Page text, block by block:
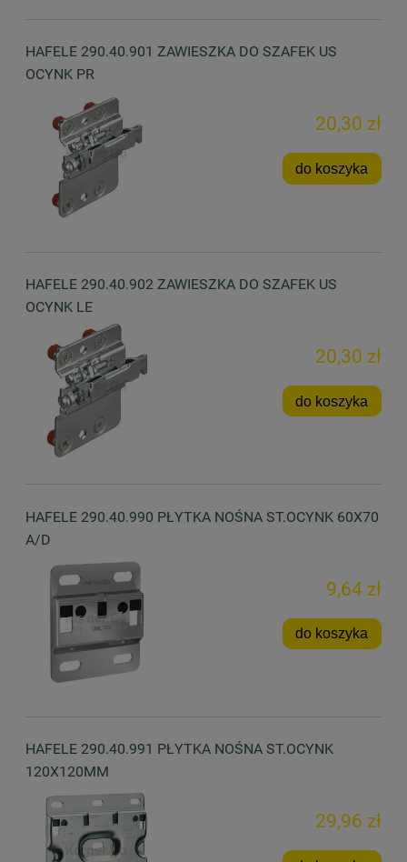
HAFELE 290.40.901 ZAWIESZKA DO SZAFEK US
OCYNK PR
20,30 zł
do koszyka
HAFELE 290.40.902 ZAWIESZKA DO SZAFEK US
OCYNK LE
20,30 zł
do koszyka
HAFELE 290.40.990 PŁYTKA NOŚNA ST.OCYNK 60X70
A/D
9,64 zł
do koszyka
HAFELE 290.40.991 PŁYTKA NOŚNA ST.OCYNK
120X120MM
29,96 zł